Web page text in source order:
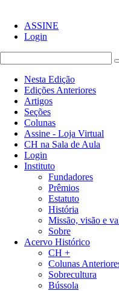
ASSINE
Login
Nesta Edição
Edições Anteriores
Artigos
Seções
Colunas
Assine - Loja Virtual
CH na Sala de Aula
Login
Instituto
Fundadores
Prêmios
Estatuto
História
Missão, visão e
Sobre
Acervo Histórico
CH +
Colunas
Sobrecultura
Bússola